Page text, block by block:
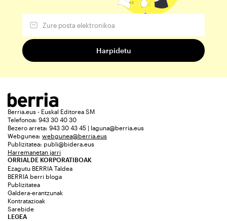
Berria.eus - Euskal Editorea SM
Telefonoa: 943 30 40 30
Bezero arreta: 943 30 43 45 | laguna@berria.eus
Webgunea: webgunea@berria.eus
Publizitatea: publi@bidera.eus
Harremanetan jarri
ORRIALDE KORPORATIBOAK
Ezagutu BERRIA Taldea
BERRIA berri bloga
Publizitatea
Galdera-erantzunak
Kontratazioak
Sarebide
LEGEA